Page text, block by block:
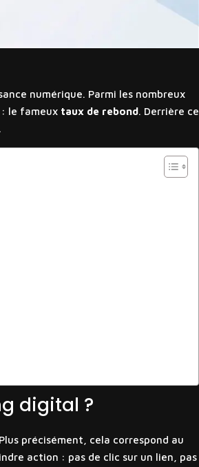
numérique. Parmi les nombreux
: le fameux taux de rebond. Derrière ce
digital ?
précisément, cela correspond au
action : pas de clic sur un lien, pas